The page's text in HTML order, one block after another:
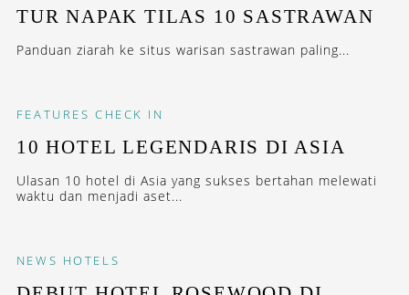
TUR NAPAK TILAS 10 SASTRAWAN
Panduan ziarah ke situs warisan sastrawan paling...
FEATURES CHECK IN
10 HOTEL LEGENDARIS DI ASIA
Ulasan 10 hotel di Asia yang sukses bertahan melewati
waktu dan menjadi aset...
NEWS HOTELS